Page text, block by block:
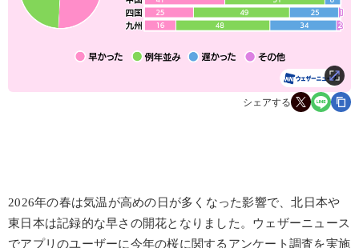
シェアする
2026年の春は気温が高めの日が多くなった影響で、北日本や
東日本は記録的な早さの開花となりました。ウェザーニュース
でアプリのユーザーに今年の桜に関するアンケート調査を実施